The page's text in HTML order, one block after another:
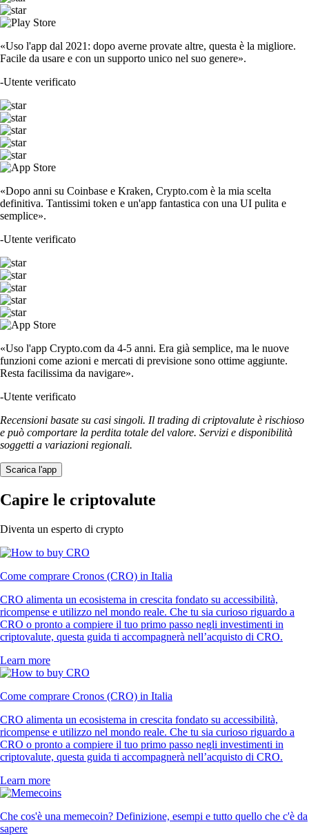
«Uso l'app dal 2021: dopo averne provate altre, questa è la migliore.
Facile da usare e con un supporto unico nel suo genere».
-Utente verificato
«Dopo anni su Coinbase e Kraken, Crypto.com è la mia scelta
definitiva. Tantissimi token e un'app fantastica con una UI pulita e
semplice».
-Utente verificato
«Uso l'app Crypto.com da 4-5 anni. Era già semplice, ma le nuove
funzioni come azioni e mercati di previsione sono ottime aggiunte.
Resta facilissima da navigare».
-Utente verificato
Recensioni basate su casi singoli. Il trading di criptovalute è rischioso
e può comportare la perdita totale del valore. Servizi e disponibilità
soggetti a variazioni regionali.
Scarica l'app
Capire le criptovalute
Diventa un esperto di crypto
Come comprare Cronos (CRO) in Italia
CRO alimenta un ecosistema in crescita fondato su accessibilità,
ricompense e utilizzo nel mondo reale. Che tu sia curioso riguardo a
CRO o pronto a compiere il tuo primo passo negli investimenti in
criptovalute, questa guida ti accompagnerà nell’acquisto di CRO.
Learn more
Come comprare Cronos (CRO) in Italia
CRO alimenta un ecosistema in crescita fondato su accessibilità,
ricompense e utilizzo nel mondo reale. Che tu sia curioso riguardo a
CRO o pronto a compiere il tuo primo passo negli investimenti in
criptovalute, questa guida ti accompagnerà nell’acquisto di CRO.
Learn more
Che cos'è una memecoin? Definizione, esempi e tutto quello che c'è da
sapere